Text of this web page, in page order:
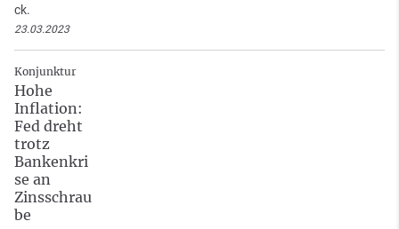
ck.
23.03.2023
Konjunktur
Hohe
Inflation:
Fed dreht
trotz
Bankenkri
se an
Zinsschrau
be